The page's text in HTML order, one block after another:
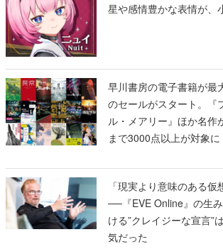
星や感情豊かな表情が、
早川書房の電子書籍が最
のセールがスタート。『
ル・メアリー』ほか名作
まで3000点以上が対象に
「現実より意味のある仮
──『EVE Online』の生
ける”クレイジーな宣言”
気だった